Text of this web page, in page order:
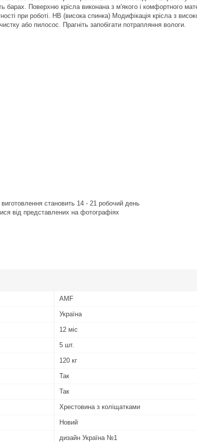
барах. Поверхню крісла виконана з м'якого і комфортного
при роботі. HB (висока спинка) Модифікація крісла з
або пилосос. Прагніть запобігати потрапляння вологи.
виготовлення становить 14 - 21 робочий день
від представлених на фотографіях
AMF
Україна
12 міс
5 шт.
120 кг
Так
Так
Хрестовина з коліщатками
Новий
дизайн Україна №1